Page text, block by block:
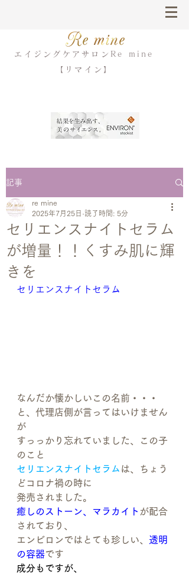
エイジングケアサロンRe mine
【リマイン】
記事
セリエンスナイトセラム
が増量！！くすみ肌に輝
きを
re mine
2025年7月25日 読了時間: 5分
セリエンスナイトセラム
なんだか懐かしいこの名前・・・
と、代理店側が言ってはいけません
が
すっっかり忘れていました、この子
のこと
セリエンスナイトセラム は、ちょう
どコロナ禍の時に
発売されました。
癒しのストーン、マラカイト が配合
されており、
エンビロンではとても珍しい、 透明
の容器です
成分もですが、